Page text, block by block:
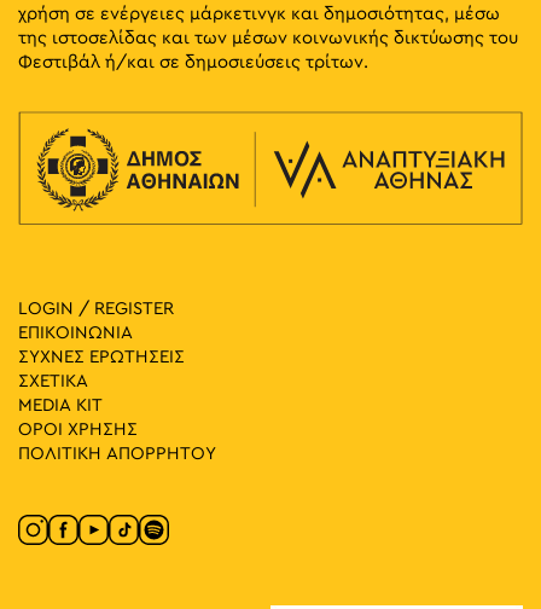
χρήση σε ενέργειες μάρκετινγκ και δημοσιότητας, μέσω
της ιστοσελίδας και των μέσων κοινωνικής δικτύωσης του
Φεστιβάλ ή/και σε δημοσιεύσεις τρίτων.
LOGIN / REGISTER
ΕΠΙΚΟΙΝΩΝΙΑ
ΣΥΧΝΕΣ ΕΡΩΤΗΣΕΙΣ
ΣΧΕΤΙΚΑ
MEDIA ΚIT
ΟΡΟΙ ΧΡΗΣΗΣ
ΠΟΛΙΤΙΚΗ ΑΠΟΡΡΗΤΟΥ